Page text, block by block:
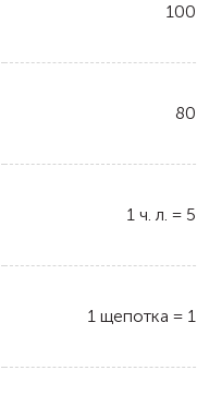
100
80
1 ч. л. = 5
1 щепотка = 1